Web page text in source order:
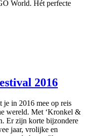
World. Hét perfecte
2016
je in 2016 mee op reis
wereld. Met ‘Kronkel &
Er zijn korte bijzondere
jaar, vrolijke en